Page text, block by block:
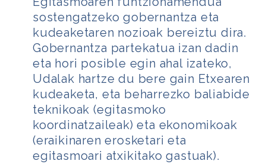
sostengatzeko gobernantza eta
kudeaketaren nozioak bereiztu dira.
Gobernantza partekatua izan dadin
eta hori posible egin ahal izateko,
Udalak hartze du bere gain Etxearen
kudeaketa, eta beharrezko baliabide
teknikoak (egitasmoko
koordinatzaileak) eta ekonomikoak
(eraikinaren erosketari eta
egitasmoari atxikitako gastuak).